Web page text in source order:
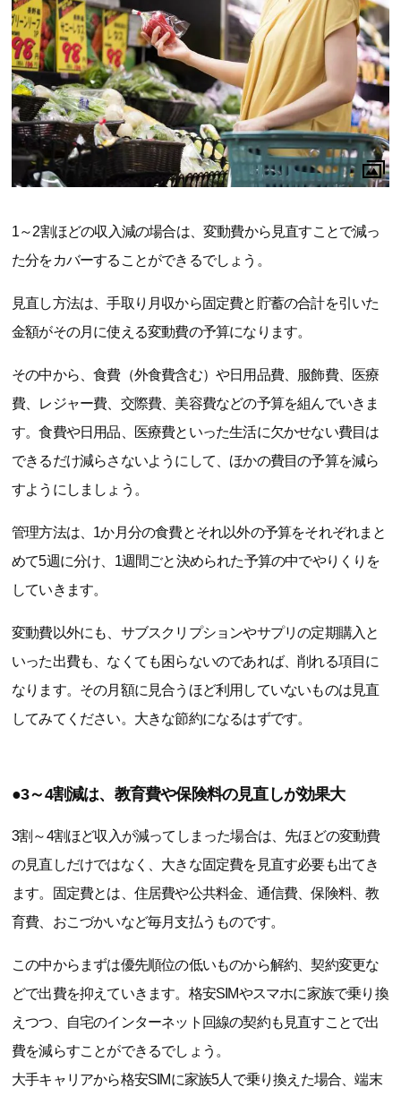
1～2割ほどの収入減の場合は、変動費から見直すことで減っ
た分をカバーすることができるでしょう。
見直し方法は、手取り月収から固定費と貯蓄の合計を引いた
金額がその月に使える変動費の予算になります。
その中から、食費（外食費含む）や日用品費、服飾費、医療
費、レジャー費、交際費、美容費などの予算を組んでいきま
す。食費や日用品、医療費といった生活に欠かせない費目は
できるだけ減らさないようにして、ほかの費目の予算を減ら
すようにしましょう。
管理方法は、1か月分の食費とそれ以外の予算をそれぞれまと
めて5週に分け、1週間ごと決められた予算の中でやりくりを
していきます。
変動費以外にも、サブスクリプションやサプリの定期購入と
いった出費も、なくても困らないのであれば、削れる項目に
なります。その月額に見合うほど利用していないものは見直
してみてください。大きな節約になるはずです。
●3～4割減は、教育費や保険料の見直しが効果大
3割～4割ほど収入が減ってしまった場合は、先ほどの変動費
の見直しだけではなく、大きな固定費を見直す必要も出てき
ます。固定費とは、住居費や公共料金、通信費、保険料、教
育費、おこづかいなど毎月支払うものです。
この中からまずは優先順位の低いものから解約、契約変更な
どで出費を抑えていきます。格安SIMやスマホに家族で乗り換
えつつ、自宅のインターネット回線の契約も見直すことで出
費を減らすことができるでしょう。
大手キャリアから格安SIMに家族5人で乗り換えた場合、端末